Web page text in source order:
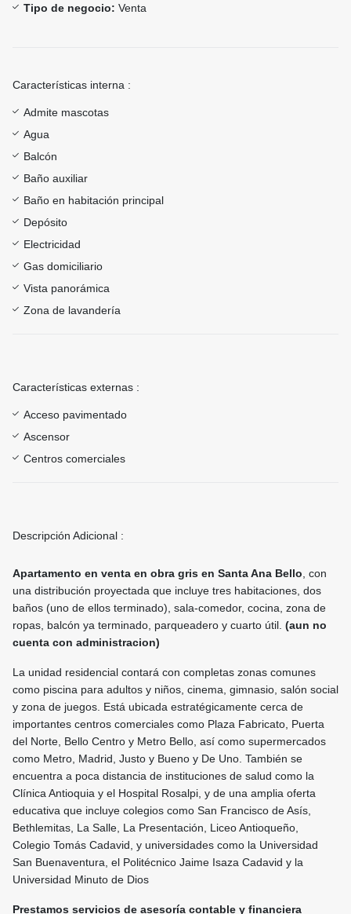
Tipo de negocio: Venta
Características interna :
Admite mascotas
Agua
Balcón
Baño auxiliar
Baño en habitación principal
Depósito
Electricidad
Gas domiciliario
Vista panorámica
Zona de lavandería
Características externas :
Acceso pavimentado
Ascensor
Centros comerciales
Descripción Adicional :
Apartamento en venta en obra gris en Santa Ana Bello , con
una distribución proyectada que incluye tres habitaciones, dos
baños (uno de ellos terminado), sala-comedor, cocina, zona de
ropas, balcón ya terminado, parqueadero y cuarto útil. (aun no
cuenta con administracion)
La unidad residencial contará con completas zonas comunes
como piscina para adultos y niños, cinema, gimnasio, salón social
y zona de juegos. Está ubicada estratégicamente cerca de
importantes centros comerciales como Plaza Fabricato, Puerta
del Norte, Bello Centro y Metro Bello, así como supermercados
como Metro, Madrid, Justo y Bueno y De Uno. También se
encuentra a poca distancia de instituciones de salud como la
Clínica Antioquia y el Hospital Rosalpi, y de una amplia oferta
educativa que incluye colegios como San Francisco de Asís,
Bethlemitas, La Salle, La Presentación, Liceo Antioqueño,
Colegio Tomás Cadavid, y universidades como la Universidad
San Buenaventura, el Politécnico Jaime Isaza Cadavid y la
Universidad Minuto de Dios
Prestamos servicios de asesoría contable y financiera